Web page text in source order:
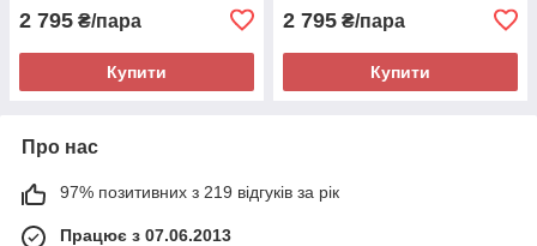
2 795 ₴/пара
Купити
2 795 ₴/пара
Купити
Про нас
97% позитивних з 219 відгуків за рік
Працює з 07.06.2013